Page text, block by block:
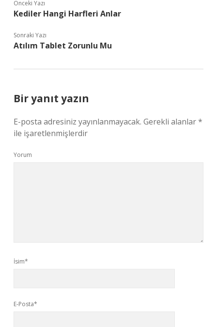
Önceki Yazı
Kediler Hangi Harfleri Anlar
Sonraki Yazı
Atılım Tablet Zorunlu Mu
Bir yanıt yazın
E-posta adresiniz yayınlanmayacak. Gerekli alanlar*
ile işaretlenmişlerdir
Yorum
İsim*
E-Posta*